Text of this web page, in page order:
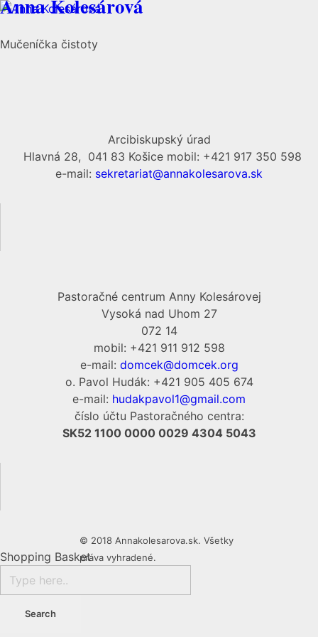
Anna Kolesárová
Mučeníčka čistoty
Arcibiskupský úrad
Hlavná 28, 041 83 Košice mobil: +421 917 350 598
e-mail: sekretariat@annakolesarova.sk
Pastoračné centrum Anny Kolesárovej
Vysoká nad Uhom 27
072 14
mobil: +421 911 912 598
e-mail: domcek@domcek.org
o. Pavol Hudák: +421 905 405 674
e-mail: hudakpavol1@gmail.com
číslo účtu Pastoračného centra:
SK52 1100 0000 0029 4304 5043
© 2018 Annakolesarova.sk. Všetky
práva vyhradené.
Shopping Basket